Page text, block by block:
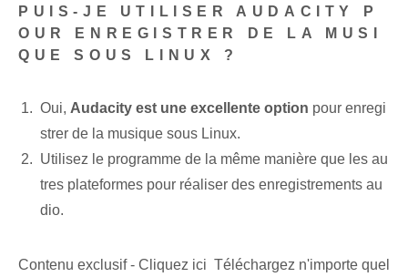
PUIS-JE UTILISER AUDACITY P
OUR ENREGISTRER DE LA MUSI
QUE SOUS LINUX ?
Oui, Audacity est une excellente option pour enregi
strer de la musique sous Linux.
Utilisez le programme de la même manière que les au
tres plateformes pour réaliser des enregistrements au
dio.
Contenu exclusif - Cliquez ici Téléchargez n'importe quel